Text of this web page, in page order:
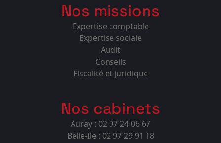
Nos missions
Expertise comptable
Expertise sociale
Audit
Conseils
Fiscalité et juridique
Nos cabinets
Auray : 02 97 24 06 67
Belle-Ile : 02 97 29 91 18